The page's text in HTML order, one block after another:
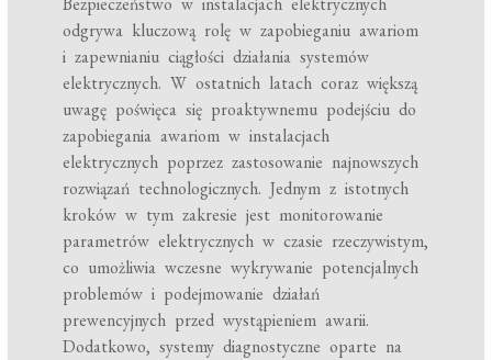
odgrywa kluczową rolę w zapobieganiu awariom
i zapewnianiu ciągłości działania systemów
elektrycznych. W ostatnich latach coraz większą
uwagę poświęca się proaktywnemu podejściu do
zapobiegania awariom w instalacjach
elektrycznych poprzez zastosowanie najnowszych
rozwiązań technologicznych. Jednym z istotnych
kroków w tym zakresie jest monitorowanie
parametrów elektrycznych w czasie rzeczywistym,
co umożliwia wczesne wykrywanie potencjalnych
problemów i podejmowanie działań
prewencyjnych przed wystąpieniem awarii.
Dodatkowo, systemy diagnostyczne oparte na